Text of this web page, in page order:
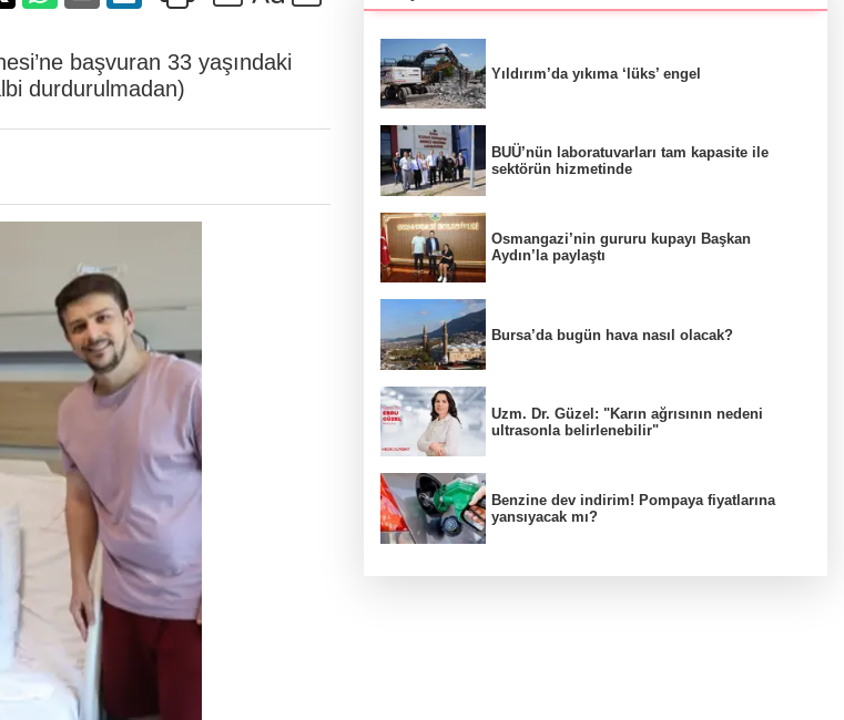
başvuran 33 yaşındaki
durdurulmadan)
Yıldırım’da yıkıma ‘lüks’ engel
BUÜ’nün laboratuvarları tam kapasite ile
sektörün hizmetinde
Osmangazi’nin gururu kupayı Başkan
Aydın’la paylaştı
Bursa’da bugün hava nasıl olacak?
Uzm. Dr. Güzel: "Karın ağrısının nedeni
ultrasonla belirlenebilir"
Benzine dev indirim! Pompaya fiyatlarına
yansıyacak mı?